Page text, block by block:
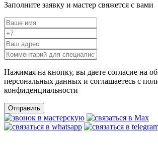
Заполните заявку и мастер свяжется с вами
Нажимая на кнопку, вы даете согласие на
персональных данных и соглашаетесь c
конфиденциальности
Отправить